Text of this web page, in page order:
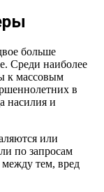
больше
Среди наиболее
к массовым
в
насилия и
или
по запросам
тем, вред